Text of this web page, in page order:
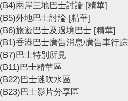
(B4)兩岸三地巴士討論 [精華]
(B5)外地巴士討論 [精華]
(B6)旅遊巴士及過境巴士 [精華]
(B1)香港巴士廣告消息/廣告車行踪
(B7)巴士特別所見
(B11)巴士精華區
(B22)巴士迷吹水區
(B23)巴士影片分享區